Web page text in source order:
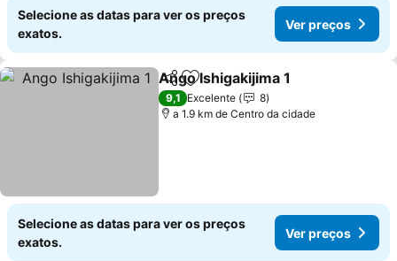
Selecione as datas para ver os preços
exatos.
Ver preços
PartilharAdicionar aos favoritos
Ango Ishigakijima 1
9,1 Excelente
8
a 1.9 km de Centro da cidade
Selecione as datas para ver os preços
exatos.
Ver preços